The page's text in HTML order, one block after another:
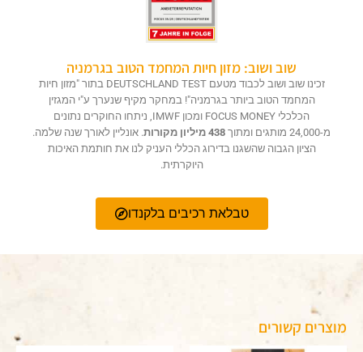
שוב ושוב: מזון חיות המחמד הטוב בגרמניה
זכינו שוב ושוב לכבוד מטעם DEUTSCHLAND TEST בתור "מזון חיות
המחמד הטוב ביותר בגרמניה"! במחקר מקיף שנערך ע"י המגזין
הכלכלי FOCUS MONEY ומכון IMWF, ניתחו החוקרים נתונים
מ-24,000 מותגים ומתוך
438 מיליון מקורות
. אונליין לאורך שנה שלמה.
הציון הגבוה שהשגנו בדירוג הכללי העניק לנו את חותמת האיכות
היוקרתית.
טבלאת רכיבים בלקנדו
מוצרים קשורים